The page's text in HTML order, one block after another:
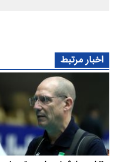
اخبار مرتبط